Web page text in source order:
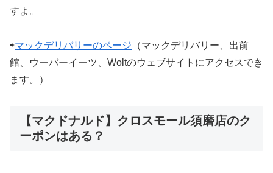
すよ。
⇨マックデリバリーのページ （マックデリバリー、出前
館、ウーバーイーツ、Woltのウェブサイトにアクセスでき
ます。）
【マクドナルド】クロスモール須磨店のク
ーポンはある？